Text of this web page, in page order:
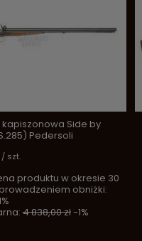
Side by
Pedersoli
/ szt.
produktu w okresie 30
obniżki:
4 838,00 zł-1%